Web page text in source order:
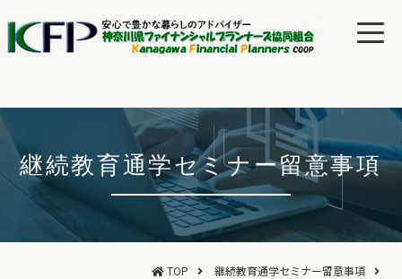
継続教育通学セミナー留意事項
TOP 継続教育通学セミナー留意事項